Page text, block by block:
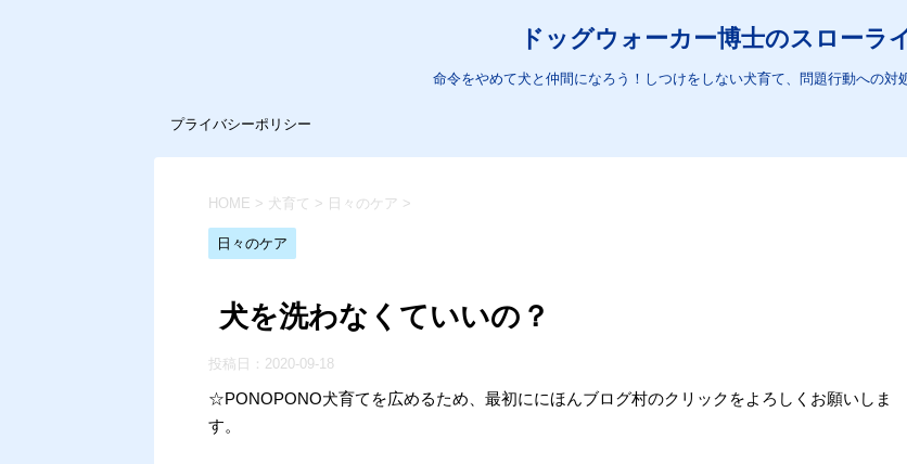
ドッグウォーカー博士のスローラ
命令をやめて犬と仲間になろう！しつけをしない犬育て、問題行動への対
プライバシーポリシー
HOME > 犬育て > 日々のケア >
日々のケア
犬を洗わなくていいの？
投稿日： 2020-09-18
☆PONOPONO犬育てを広めるため、最初ににほんブログ村のクリックをよろしくお願いしま
す。